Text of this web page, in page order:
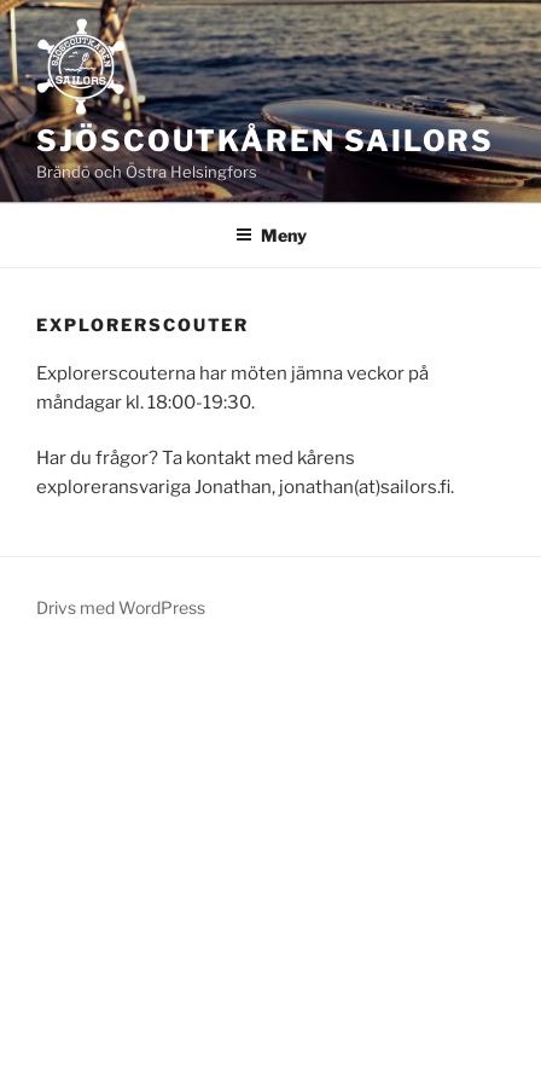
Hoppa
till
innehåll
SJÖSCOUTKÅREN SAILORS
Brändö och Östra Helsingfors
Meny
EXPLORERSCOUTER
Explorerscouterna har möten jämna veckor på
måndagar kl. 18:00-19:30.
Har du frågor? Ta kontakt med kårens
exploreransvariga Jonathan, jonathan(at)sailors.fi.
Drivs med WordPress